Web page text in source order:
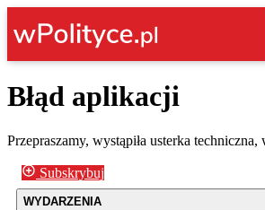
Błąd aplikacji
Przepraszamy, wystąpiła usterka
Subskrybuj
WYDARZENIA